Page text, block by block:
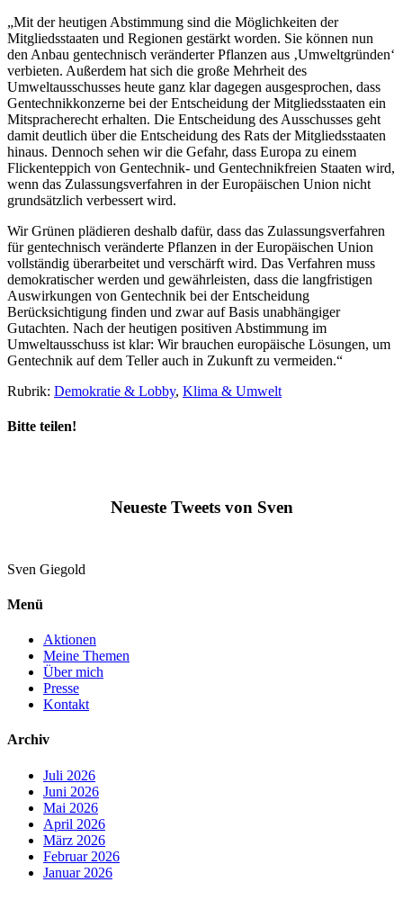
„Mit der heutigen Abstimmung sind die Möglichkeiten der
Mitgliedsstaaten und Regionen gestärkt worden. Sie können nun
den Anbau gentechnisch veränderter Pflanzen aus ‚Umweltgründen‘
verbieten. Außerdem hat sich die große Mehrheit des
Umweltausschusses heute ganz klar dagegen ausgesprochen, dass
Gentechnikkonzerne bei der Entscheidung der Mitgliedsstaaten ein
Mitspracherecht erhalten. Die Entscheidung des Ausschusses geht
damit deutlich über die Entscheidung des Rats der Mitgliedsstaaten
hinaus. Dennoch sehen wir die Gefahr, dass Europa zu einem
Flickenteppich von Gentechnik- und Gentechnikfreien Staaten wird,
wenn das Zulassungsverfahren in der Europäischen Union nicht
grundsätzlich verbessert wird.
Wir Grünen plädieren deshalb dafür, dass das Zulassungsverfahren
für gentechnisch veränderte Pflanzen in der Europäischen Union
vollständig überarbeitet und verschärft wird. Das Verfahren muss
demokratischer werden und gewährleisten, dass die langfristigen
Auswirkungen von Gentechnik bei der Entscheidung
Berücksichtigung finden und zwar auf Basis unabhängiger
Gutachten. Nach der heutigen positiven Abstimmung im
Umweltausschuss ist klar: Wir brauchen europäische Lösungen, um
Gentechnik auf dem Teller auch in Zukunft zu vermeiden.“
Rubrik: Demokratie & Lobby, Klima & Umwelt
Bitte teilen!
Neueste Tweets von Sven
Sven Giegold
Menü
Aktionen
Meine Themen
Über mich
Presse
Kontakt
Archiv
Juli 2026
Juni 2026
Mai 2026
April 2026
März 2026
Februar 2026
Januar 2026